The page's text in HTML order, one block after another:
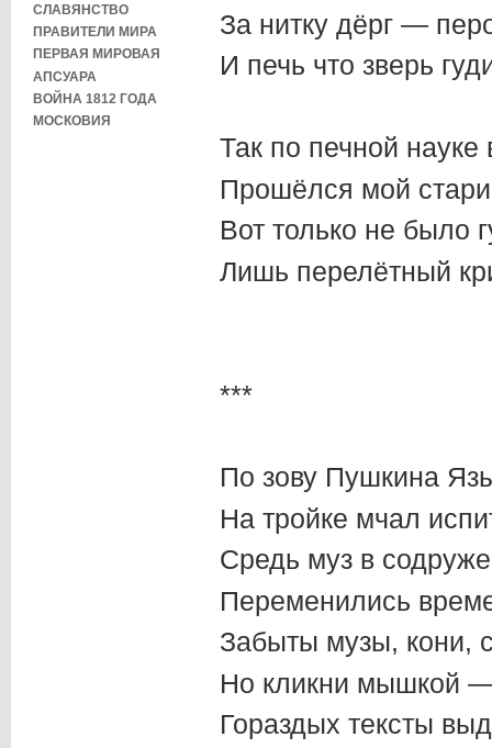
СЛАВЯНСТВО
ПРАВИТЕЛИ МИРА
ПЕРВАЯ МИРОВАЯ
АПСУАРА
ВОЙНА 1812 ГОДА
МОСКОВИЯ
За нитку дёрг —
И печь что зверь
Так по печной науке
Прошёлся мой
Вот только не было
Лишь перелётный
***
По зову Пушкина
На тройке мчал
Средь муз в
Переменились
Забыты музы, кони,
Но кликни мышкой —
Гораздых тексты